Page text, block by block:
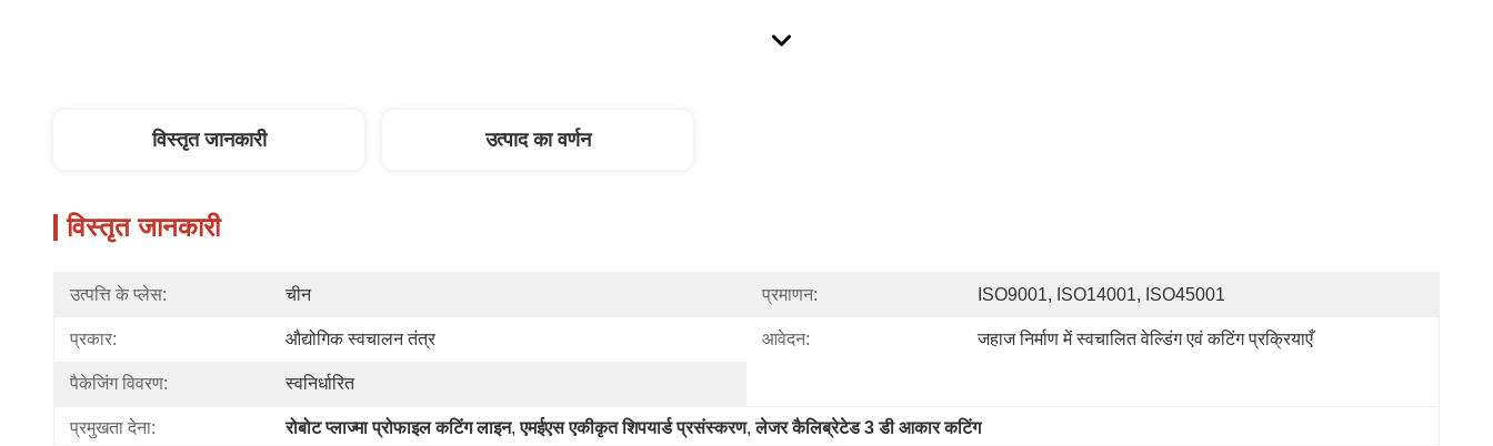
विस्तृत जानकारी उत्पाद का वर्णन
विस्तृत जानकारी
उत्पत्ति के प्लेस: चीन प्रमाणन: ISO9001, ISO14001, ISO45001
प्रकार: औद्योगिक स्वचालन तंत्र आवेदन: जहाज निर्माण में स्वचालित वेल्डिंग एवं कटिंग प्रक्रियाएँ
पैकेजिंग विवरण: स्वनिर्धारित
प्रमुखता देना: रोबोट प्लाज्मा प्रोफाइल कटिंग लाइन, एमईएस एकीकृत शिपयार्ड प्रसंस्करण, लेजर कैलिब्रेटेड 3 डी आकार कटिंग